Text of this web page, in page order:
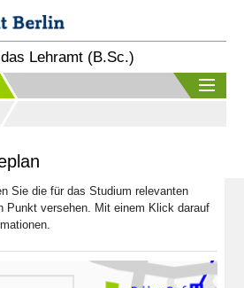
Lehramt (B.Sc.)
Sie die für das Studium relevanten
Punkt versehen. Mit einem Klick darauf